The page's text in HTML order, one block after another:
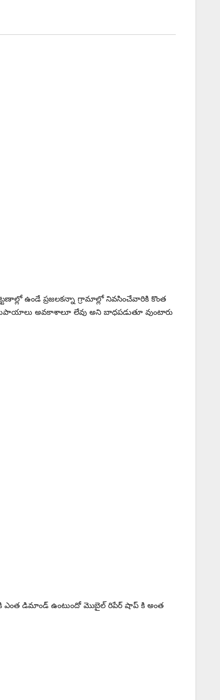
ఉండే ప్రజలకన్నా గ్రామాల్లో నివసించేవారికి కొంత
అవకాశాలూ లేవు అని బాధపడుతూ వుంటారు
కి ఎంత డిమాండ్ ఉంటుందో మొబైల్ రిపేర్ షాప్ కి అంత